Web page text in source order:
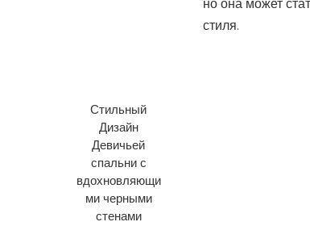
Стильный
Дизайн
Девичьей
спальни с
вдохновляющи
ми черными
стенами
но она может
стиля.